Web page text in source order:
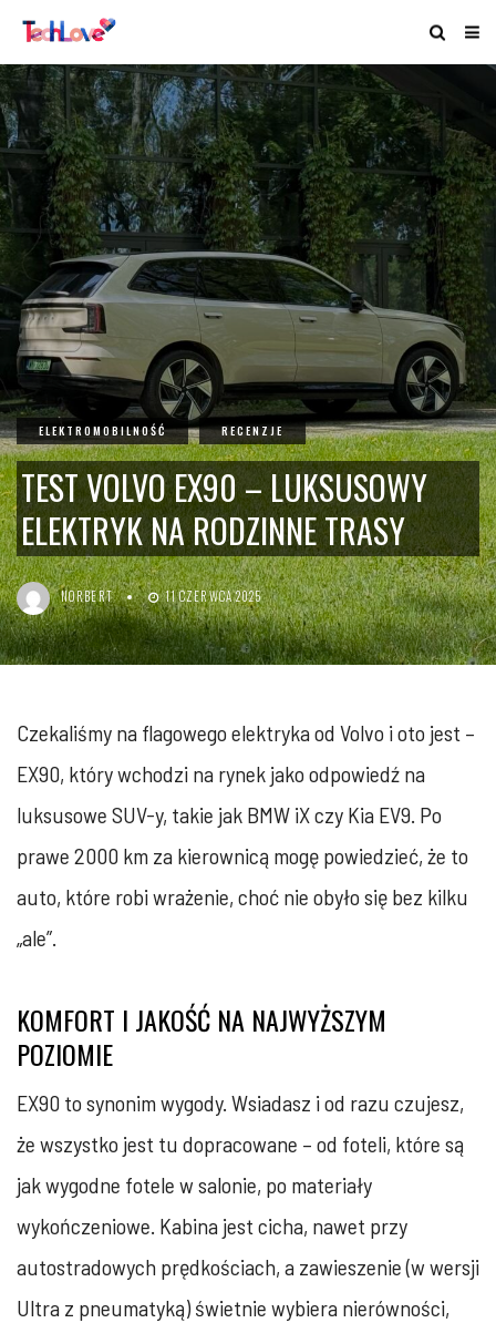
ELEKTROMOBILNOŚĆ RECENZJE
TEST VOLVO EX90 – LUKSUSOWY
ELEKTRYK NA RODZINNE TRASY
NORBERT 11 CZERWCA 2025
Czekaliśmy na flagowego elektryka od Volvo i oto jest –
EX90, który wchodzi na rynek jako odpowiedź na
luksusowe SUV-y, takie jak BMW iX czy Kia EV9. Po
prawe 2000 km za kierownicą mogę powiedzieć, że to
auto, które robi wrażenie, choć nie obyło się bez kilku
„ale”.
KOMFORT I JAKOŚĆ NA NAJWYŻSZYM
POZIOMIE
EX90 to synonim wygody. Wsiadasz i od razu czujesz,
że wszystko jest tu dopracowane – od foteli, które są
jak wygodne fotele w salonie, po materiały
wykończeniowe. Kabina jest cicha, nawet przy
autostradowych prędkościach, a zawieszenie (w wersji
Ultra z pneumatyką) świetnie wybiera nierówności,